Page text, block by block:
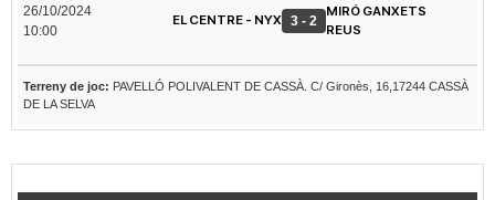
26/10/2024
10:00
EL CENTRE - NYX 3 - 2
MIRÓ GANXETS
REUS
Terreny de joc: PAVELLÓ POLIVALENT DE CASSÀ. C/ Gironès, 16,17244 CASSÀ
DE LA SELVA